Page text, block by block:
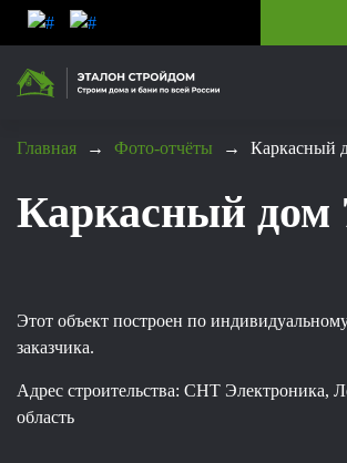
Главная → Фото-отчёты → Каркасный
Каркасный дом
Этот объект построен по
заказчика.
Адрес строительства: СНТ Электроника,
область